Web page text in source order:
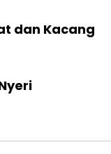
dan Kacang